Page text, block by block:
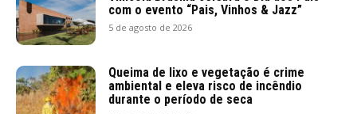
com o evento “Pais, Vinhos & Jazz”
5 de agosto de 2026
Queima de lixo e vegetação é crime
ambiental e eleva risco de incêndio
durante o período de seca